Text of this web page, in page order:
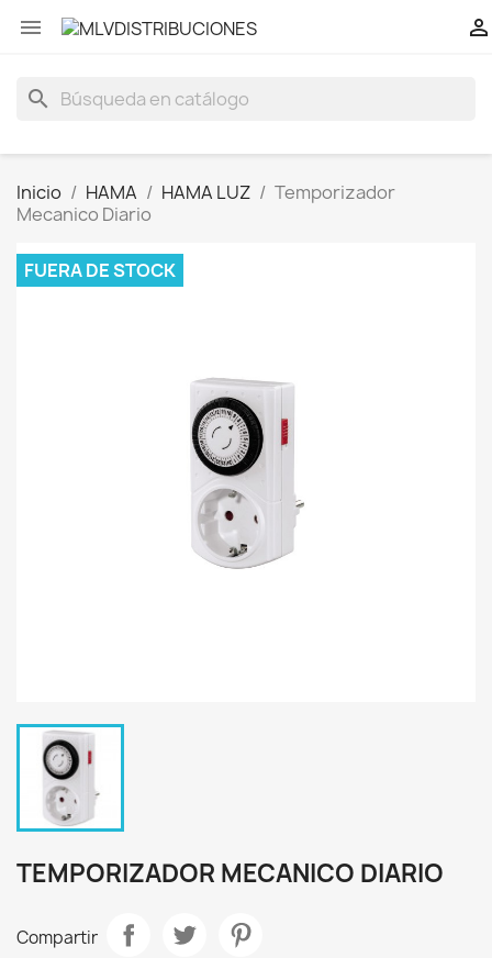
 
search
Inicio HAMA HAMA LUZ
Temporizador
Mecanico Diario
FUERA DE STOCK
TEMPORIZADOR MECANICO DIARIO
Compartir